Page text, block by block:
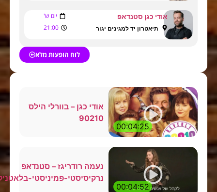
אודי כגן סטנדאפ
תיאטרון יד למגינים יגור
לוח הופעות מלא
00:04:25
אודי כגן – בוורלי הילס
90210
00:04:52
נעמה רודריגז – סטנדאפ
נרקיסיסטי-פמיניסטי-בלאטניקופיסטי